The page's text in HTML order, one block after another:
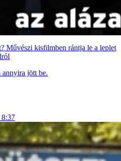
Művészi kisfilmben rántja le a leplet
jött be.